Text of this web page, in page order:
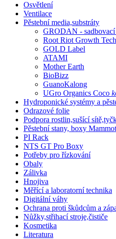
Osvětlení
Ventilace
Pěstební media,substráty
GRODAN -
Root Riot Growth
GOLD Label
ATAMI
Mother Earth
BioBizz
GuanoKalong
UGro Organics Coco
Hydroponické systémy a
Odrazové folie
Podpora rostlin,sušící
Pěstební stany, boxy
PI Rack
NTS GT Pro Boxy
Potřeby pro řízkování
Obaly
Zálivka
Hnojiva
Měřící a laboratorní technika
Digitální váhy
Ochrana proti škůdcům a
Nůžky,střihací stroje,čističe
Kosmetika
Literatura